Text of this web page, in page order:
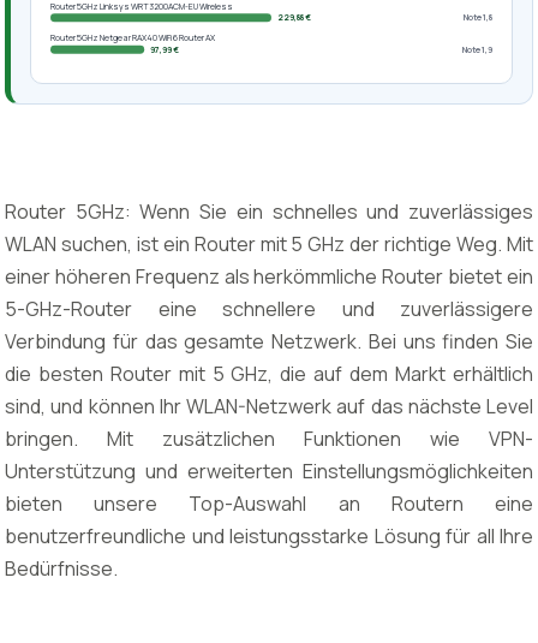
Router 5GHz Linksys WRT3200ACM-EU Wireless
229,88 €
Note 1,8
Router 5GHz Netgear RAX40 WiFi 6 Router AX
97,99 €
Note 1,9
Router 5GHz: Wenn Sie ein schnelles und zuverlässiges
WLAN suchen, ist ein Router mit 5 GHz der richtige Weg. Mit
einer höheren Frequenz als herkömmliche Router bietet ein
5-GHz-Router eine schnellere und zuverlässigere
Verbindung für das gesamte Netzwerk. Bei uns finden Sie
die besten Router mit 5 GHz, die auf dem Markt erhältlich
sind, und können Ihr WLAN-Netzwerk auf das nächste Level
bringen. Mit zusätzlichen Funktionen wie VPN-
Unterstützung und erweiterten Einstellungsmöglichkeiten
bieten unsere Top-Auswahl an Routern eine
benutzerfreundliche und leistungsstarke Lösung für all Ihre
Bedürfnisse.